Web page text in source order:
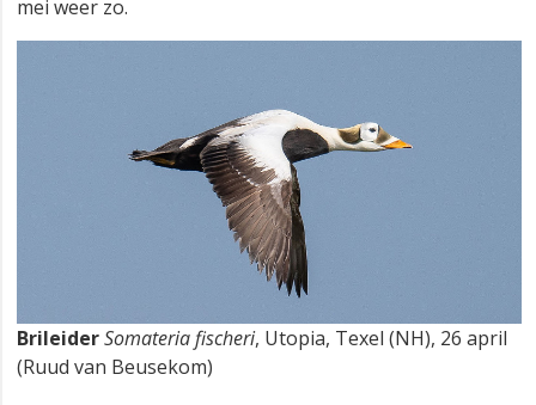
mei weer zo.
BrileiderSomateria fischeri, Utopia, Texel (NH), 26 april
(Ruud van Beusekom)